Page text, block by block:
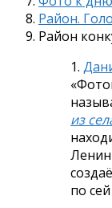
Район.
Район
1.
из
по